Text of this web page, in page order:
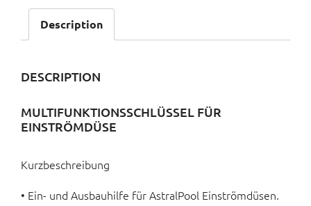
Description
DESCRIPTION
MULTIFUNKTIONSSCHLÜSSEL FÜR
EINSTRÖMDÜSE
Kurzbeschreibung
• Ein- und Ausbauhilfe für AstralPool Einströmdüsen.